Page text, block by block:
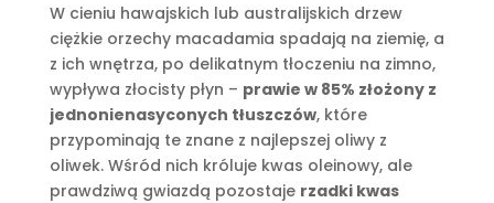
W cieniu hawajskich lub australijskich drzew
ciężkie orzechy macadamia spadają na ziemię, a
z ich wnętrza, po delikatnym tłoczeniu na zimno,
wypływa złocisty płyn – prawie w 85% złożony z
jednonienasyconych tłuszczów, które
przypominają te znane z najlepszej oliwy z
oliwek. Wśród nich króluje kwas oleinowy, ale
prawdziwą gwiazdą pozostaje rzadki kwas